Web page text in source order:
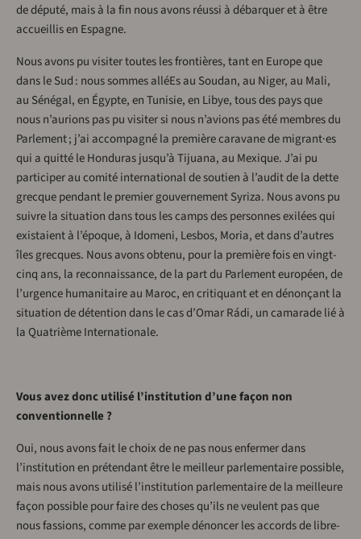
de député, mais à la fin nous avons réussi à débarquer et à être
accueillis en Espagne.
Nous avons pu visiter toutes les frontières, tant en Europe que
dans le Sud : nous sommes alléEs au Soudan, au Niger, au Mali,
au Sénégal, en Égypte, en Tunisie, en Libye, tous des pays que
nous n’aurions pas pu visiter si nous n’avions pas été membres du
Parlement ; j’ai accompagné la première caravane de migrant·es
qui a quitté le Honduras jusqu’à Tijuana, au Mexique. J’ai pu
participer au comité international de soutien à l’audit de la dette
grecque pendant le premier gouvernement Syriza. Nous avons pu
suivre la situation dans tous les camps des personnes exilées qui
existaient à l’époque, à Idomeni, Lesbos, Moria, et dans d’autres
îles grecques. Nous avons obtenu, pour la première fois en vingt-
cinq ans, la reconnaissance, de la part du Parlement européen, de
l’urgence humanitaire au Maroc, en critiquant et en dénonçant la
situation de détention dans le cas d’Omar Rádi, un camarade lié à
la Quatrième Internationale.
Vous avez donc utilisé l’institution d’une façon non
conventionnelle ?
Oui, nous avons fait le choix de ne pas nous enfermer dans
l’institution en prétendant être le meilleur parlementaire possible,
mais nous avons utilisé l’institution parlementaire de la meilleure
façon possible pour faire des choses qu’ils ne veulent pas que
nous fassions, comme par exemple dénoncer les accords de libre-